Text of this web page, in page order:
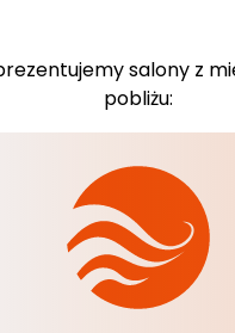
salony z
pobliżu: